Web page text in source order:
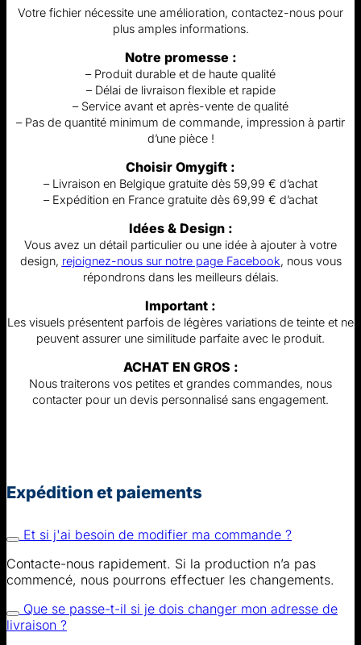
Votre fichier nécessite une amélioration, contactez-nous pour
plus amples informations.
Notre promesse :
– Produit durable et de haute qualité
– Délai de livraison flexible et rapide
– Service avant et après-vente de qualité
– Pas de quantité minimum de commande, impression à partir
d’une pièce !
Choisir Omygift :
– Livraison en Belgique gratuite dès 59,99 € d’achat
– Expédition en France gratuite dès 69,99 € d’achat
Idées & Design :
Vous avez un détail particulier ou une idée à ajouter à votre
design, rejoignez-nous sur notre page Facebook, nous vous
répondrons dans les meilleurs délais.
Important :
Les visuels présentent parfois de légères variations de teinte et ne
peuvent assurer une similitude parfaite avec le produit.
ACHAT EN GROS :
Nous traiterons vos petites et grandes commandes, nous
contacter pour un devis personnalisé sans engagement.
Expédition et paiements
Et si j'ai besoin de modifier ma commande ?
Contacte-nous rapidement. Si la production n’a pas
commencé, nous pourrons effectuer les changements.
Que se passe-t-il si je dois changer mon adresse de
livraison ?